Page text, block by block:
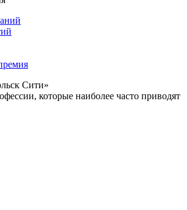
Сити»
которые наиболее часто приводят